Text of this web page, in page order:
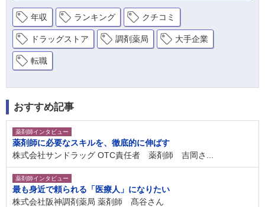
年収 ランキング クチコミ
ドラッグストア 調剤薬局 大手企業
転職
おすすめ記事
薬剤師インタビュー
薬剤師に必要なスキルを、徹底的に伸ばす
株式会社サンドラッグ OTC責任者 薬剤師 吉岡さ...
薬剤師インタビュー
最も身近で頼られる「医療人」になりたい
株式会社阪神調剤薬局 薬剤師 髙谷さん